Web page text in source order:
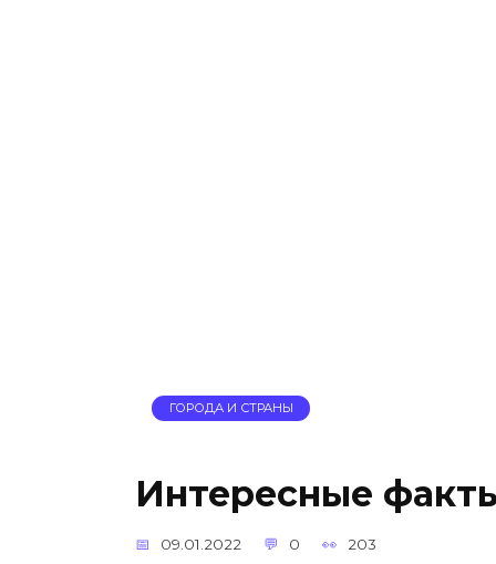
ГОРОДА И СТРАНЫ
Интересные
09.01.2022 0 203